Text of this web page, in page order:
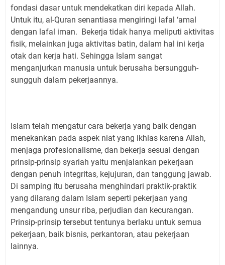
fondasi dasar untuk mendekatkan diri kepada Allah.
Untuk itu, al-Quran senantiasa mengiringi lafal ‘amal
dengan lafal iman. Bekerja tidak hanya meliputi aktivitas
fisik, melainkan juga aktivitas batin, dalam hal ini kerja
otak dan kerja hati. Sehingga Islam sangat
menganjurkan manusia untuk berusaha bersungguh-
sungguh dalam pekerjaannya.
Islam telah mengatur cara bekerja yang baik dengan
menekankan pada aspek niat yang ikhlas karena Allah,
menjaga profesionalisme, dan bekerja sesuai dengan
prinsip-prinsip syariah yaitu menjalankan pekerjaan
dengan penuh integritas, kejujuran, dan tanggung jawab.
Di samping itu berusaha menghindari praktik-praktik
yang dilarang dalam Islam seperti pekerjaan yang
mengandung unsur riba, perjudian dan kecurangan.
Prinsip-prinsip tersebut tentunya berlaku untuk semua
pekerjaan, baik bisnis, perkantoran, atau pekerjaan
lainnya.